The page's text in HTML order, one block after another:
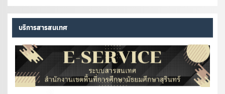
บริการสารสนเทศ